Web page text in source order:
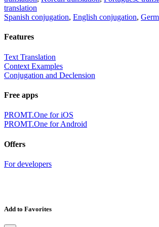
translation
Spanish conjugation, English conjugation,
Features
Text Translation
Context Examples
Conjugation and Declension
Free apps
PROMT.One for iOS
PROMT.One for Android
Offers
For developers
Add to Favorites